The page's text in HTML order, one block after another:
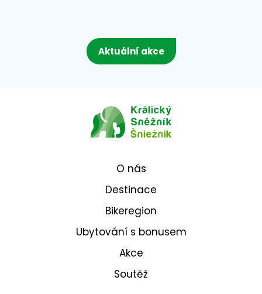
Aktuální akce
O nás
Destinace
Bikeregion
Ubytování s bonusem
Akce
Soutěž